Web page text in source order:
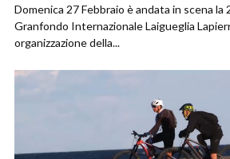
Domenica 27 Febbraio è andata in scena la
Granfondo Internazionale Laigueglia
organizzazione della...